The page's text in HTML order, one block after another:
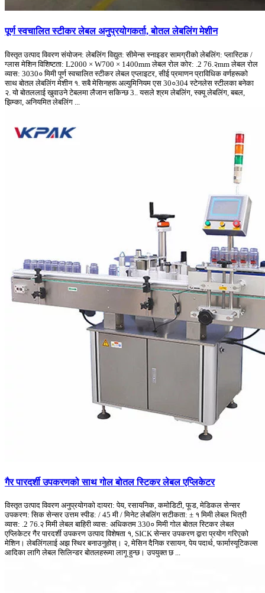
पूर्ण स्वचालित स्टीकर लेबल अनुप्रयोगकर्ता, बोतल लेबलिंग मेशीन
विस्तृत उत्पाद विवरण संयोजन: लेबलिंग विद्युत: सीमेन्स स्नाइडर सामग्रीको लेबलिंग: प्लास्टिक /
ग्लास मेशिन विशिष्टता: L2000 × W700 × 1400mm लेबल रोल कोर: .2 76.२mm लेबल रोल
व्यास: 3030० मिमी पूर्ण स्वचालित स्टीकर लेबल एप्लाइटर, सीई प्रमाणन प्राविधिक वर्णहरूको
साथ बोतल लेबलिंग मेशीन १. सबै मेसिनहरू अल्युमिनियम एस 30०304 स्टेनलेस स्टीलका बनेका
२. यो बोतललाई खुवाउने टेबलमा लैजान सकिन्छ 3.. यसले श्रम लेबलिंग, स्क्यू लेबलिंग, बबल,
झिम्का, अनियमित लेबलिंग ...
गैर पारदर्शी उपकरणको साथ गोल बोतल स्टिकर लेबल एप्लिकेटर
विस्तृत उत्पाद विवरण अनुप्रयोगको दायरा: पेय, रसायनिक, कमोडिटी, फूड, मेडिकल सेन्सर
उपकरण: सिक सेन्सर उत्तम स्पीड: / 45 मी / मिनेट लेबलिंग सटीकता: ± १ मिमी लेबल भित्री
व्यास: .2 76.२ मिमी लेबल बाहिरी व्यास: अधिकतम 330० मिमी गोल बोतल स्टिकर लेबल
एप्लिकेटर गैर पारदर्शी उपकरण उत्पाद विशेषता १, SICK सेन्सर उपकरण द्वारा प्रयोग गरिएको
मेशिन। लेबलिंगलाई अझ स्थिर बनाउनुहोस्। २, मेसिन दैनिक रसायन, पेय पदार्थ, फार्मास्यूटिकल्स
आदिका लागि लेबल सिलिन्डर बोतलहरूमा लागू हुन्छ। उपयुक्त छ ...